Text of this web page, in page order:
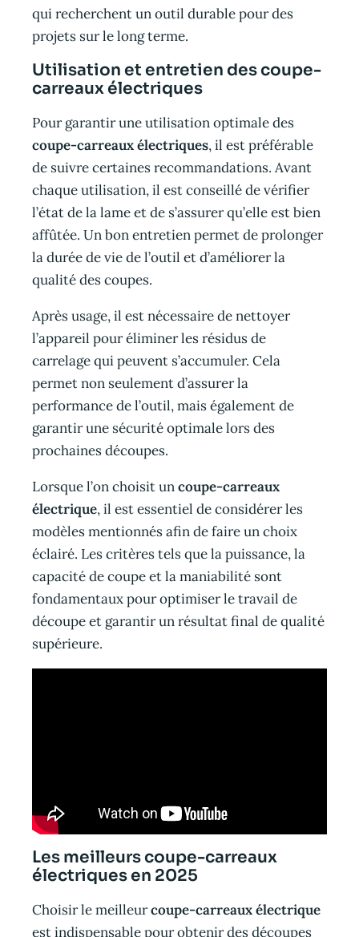
qui recherchent un outil durable pour des
projets sur le long terme.
Utilisation et entretien des coupe-
carreaux électriques
Pour garantir une utilisation optimale des
coupe-carreaux électriques, il est préférable
de suivre certaines recommandations. Avant
chaque utilisation, il est conseillé de vérifier
l’état de la lame et de s’assurer qu’elle est bien
affûtée. Un bon entretien permet de prolonger
la durée de vie de l’outil et d’améliorer la
qualité des coupes.
Après usage, il est nécessaire de nettoyer
l’appareil pour éliminer les résidus de
carrelage qui peuvent s’accumuler. Cela
permet non seulement d’assurer la
performance de l’outil, mais également de
garantir une sécurité optimale lors des
prochaines découpes.
Lorsque l’on choisit uncoupe-carreaux
électrique, il est essentiel de considérer les
modèles mentionnés afin de faire un choix
éclairé. Les critères tels que la puissance, la
capacité de coupe et la maniabilité sont
fondamentaux pour optimiser le travail de
découpe et garantir un résultat final de qualité
supérieure.
Les meilleurs coupe-carreaux
électriques en 2025
Choisir le meilleurcoupe-carreaux électrique
est indispensable pour obtenir des découpes